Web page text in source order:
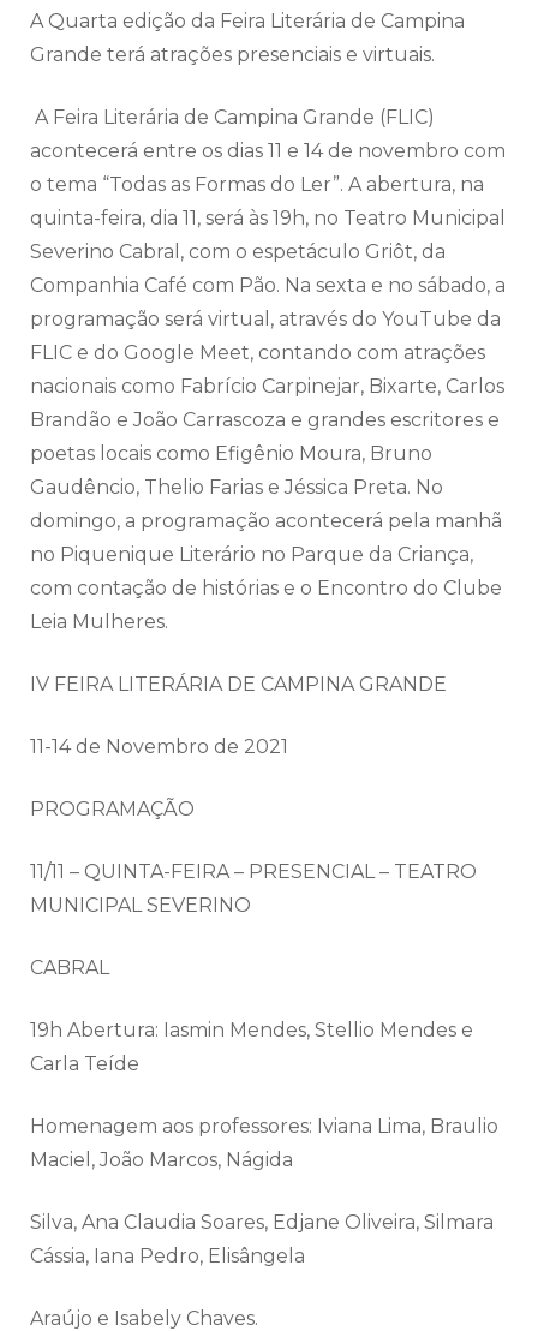
A Quarta edição da Feira Literária de Campina
Grande terá atrações presenciais e virtuais.
A Feira Literária de Campina Grande (FLIC)
acontecerá entre os dias 11 e 14 de novembro com
o tema “Todas as Formas do Ler”. A abertura, na
quinta-feira, dia 11, será às 19h, no Teatro Municipal
Severino Cabral, com o espetáculo Griôt, da
Companhia Café com Pão. Na sexta e no sábado, a
programação será virtual, através do YouTube da
FLIC e do Google Meet, contando com atrações
nacionais como Fabrício Carpinejar, Bixarte, Carlos
Brandão e João Carrascoza e grandes escritores e
poetas locais como Efigênio Moura, Bruno
Gaudêncio, Thelio Farias e Jéssica Preta. No
domingo, a programação acontecerá pela manhã
no Piquenique Literário no Parque da Criança,
com contação de histórias e o Encontro do Clube
Leia Mulheres.
IV FEIRA LITERÁRIA DE CAMPINA GRANDE
11-14 de Novembro de 2021
PROGRAMAÇÃO
11/11 – QUINTA-FEIRA – PRESENCIAL – TEATRO
MUNICIPAL SEVERINO
CABRAL
19h Abertura: Iasmin Mendes, Stellio Mendes e
Carla Teíde
Homenagem aos professores: Iviana Lima, Braulio
Maciel, João Marcos, Nágida
Silva, Ana Claudia Soares, Edjane Oliveira, Silmara
Cássia, Iana Pedro, Elisângela
Araújo e Isabely Chaves.